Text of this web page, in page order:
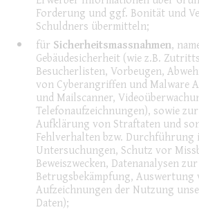
Forderung und ggf. Bonität und
Schuldners übermitteln;
für Sicherheitsmassnahmen,
Gebäudesicherheit (wie z.B.
Besucherlisten, Vorbeugen,
von Cyberangriffen und Malware
und Mailscanner,
Telefonaufzeichnungen), sowie
Aufklärung von Straftaten und
Fehlverhalten bzw.
Untersuchungen, Schutz vor
Beweiszwecken, Datenanalysen zur
Betrugsbekämpfung, Auswertung
Aufzeichnungen der Nutzung
Daten);